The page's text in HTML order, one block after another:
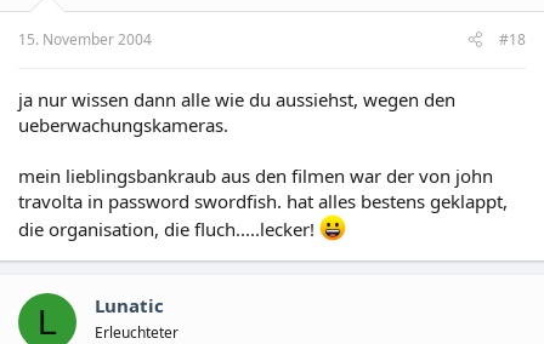
15. November 2004 #18
ja nur wissen dann alle wie du aussiehst, wegen den
ueberwachungskameras.
mein lieblingsbankraub aus den filmen war der von john
travolta in password swordfish. hat alles bestens geklappt,
die organisation, die fluch.....lecker!
L Lunatic
Erleuchteter